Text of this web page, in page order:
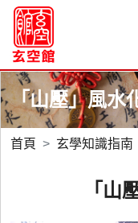
「山壓」風水
首頁 玄學知識指南
「山